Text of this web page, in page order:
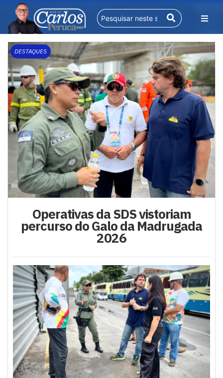
DESTAQUES
Operativas da SDS vistoriam
percurso do Galo da Madrugada
2026